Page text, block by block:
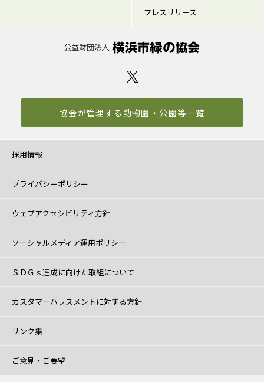
プレスリリース
協会が管理する動物園・公園等一覧
採用情報
プライバシーポリシー
ウェブアクセシビリティ方針
ソーシャルメディア運用ポリシー
ＳＤＧｓ達成に向けた取組について
カスタマーハラスメントに対する方針
リンク集
ご意見・ご要望